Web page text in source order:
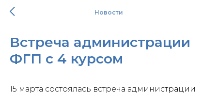
Новости
Встреча администрации
ФГП с 4 курсом
15 марта состоялась встреча администрации